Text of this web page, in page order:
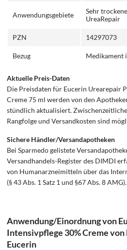
Anwendungsgebiete
Sehr
UreaRepair
PZN 14297073
Bezug Medikament
Aktuelle Preis-Daten
Die Preisdaten für Eucerin Urearepair
Creme 75 ml werden von den
stündlich aktualisiert.
Rangfolge und Versandkosten sind
Sichere Händler/Versandapotheken
Bei Sparmedo gelistete
Versandhandels-Register des DIMDI
von Humanarzneimitteln über das
(§ 43 Abs. 1 Satz 1 und §67 Abs. 8 AMG).
Anwendung/Einordnung von
Intensivpflege 30% Creme
Eucerin